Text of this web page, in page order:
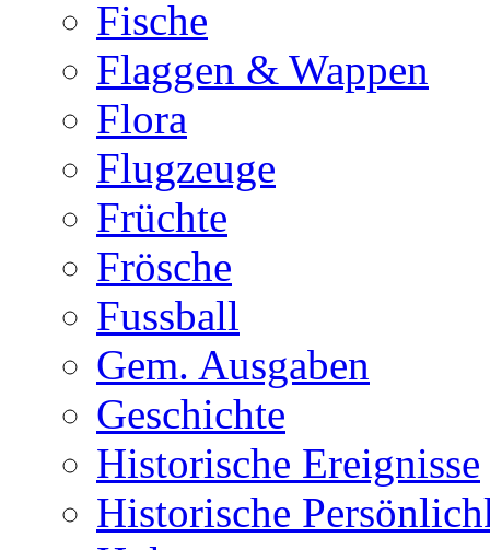
Fische
Flaggen & Wappen
Flora
Flugzeuge
Früchte
Frösche
Fussball
Gem. Ausgaben
Geschichte
Historische Ereignisse
Historische